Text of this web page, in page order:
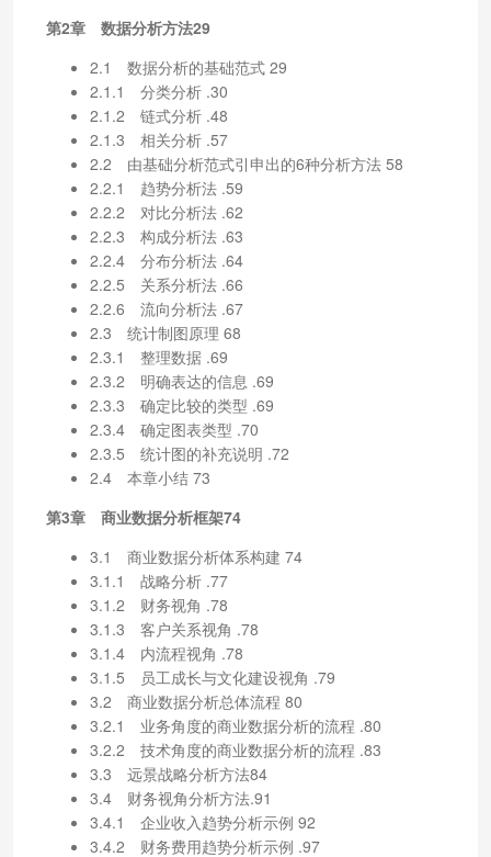
第2章 数据分析方法29
2.1 数据分析的基础范式 29
2.1.1 分类分析 .30
2.1.2 链式分析 .48
2.1.3 相关分析 .57
2.2 由基础分析范式引申出的6种分析方法 58
2.2.1 趋势分析法 .59
2.2.2 对比分析法 .62
2.2.3 构成分析法 .63
2.2.4 分布分析法 .64
2.2.5 关系分析法 .66
2.2.6 流向分析法 .67
2.3 统计制图原理 68
2.3.1 整理数据 .69
2.3.2 明确表达的信息 .69
2.3.3 确定比较的类型 .69
2.3.4 确定图表类型 .70
2.3.5 统计图的补充说明 .72
2.4 本章小结 73
第3章 商业数据分析框架74
3.1 商业数据分析体系构建 74
3.1.1 战略分析 .77
3.1.2 财务视角 .78
3.1.3 客户关系视角 .78
3.1.4 内流程视角 .78
3.1.5 员工成长与文化建设视角 .79
3.2 商业数据分析总体流程 80
3.2.1 业务角度的商业数据分析的流程 .80
3.2.2 技术角度的商业数据分析的流程 .83
3.3 远景战略分析方法84
3.4 财务视角分析方法.91
3.4.1 企业收入趋势分析示例 92
3.4.2 财务费用趋势分析示例 .97